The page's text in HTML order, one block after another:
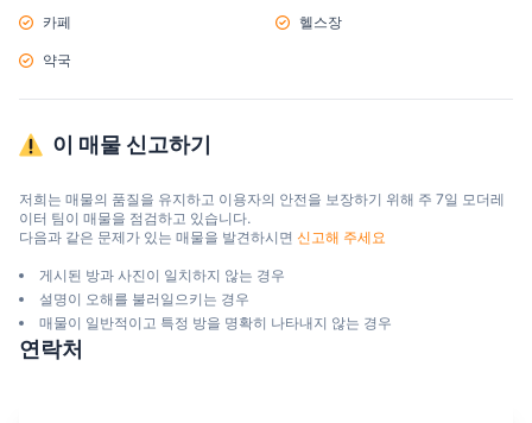
카페 헬스장
약국
이 매물 신고하기
저희는 매물의 품질을 유지하고 이용자의 안전을 보장하기 위해 주 7일 모더레
이터 팀이 매물을 점검하고 있습니다.
다음과 같은 문제가 있는 매물을 발견하시면 신고해 주세요
게시된 방과 사진이 일치하지 않는 경우
설명이 오해를 불러일으키는 경우
매물이 일반적이고 특정 방을 명확히 나타내지 않는 경우
연락처